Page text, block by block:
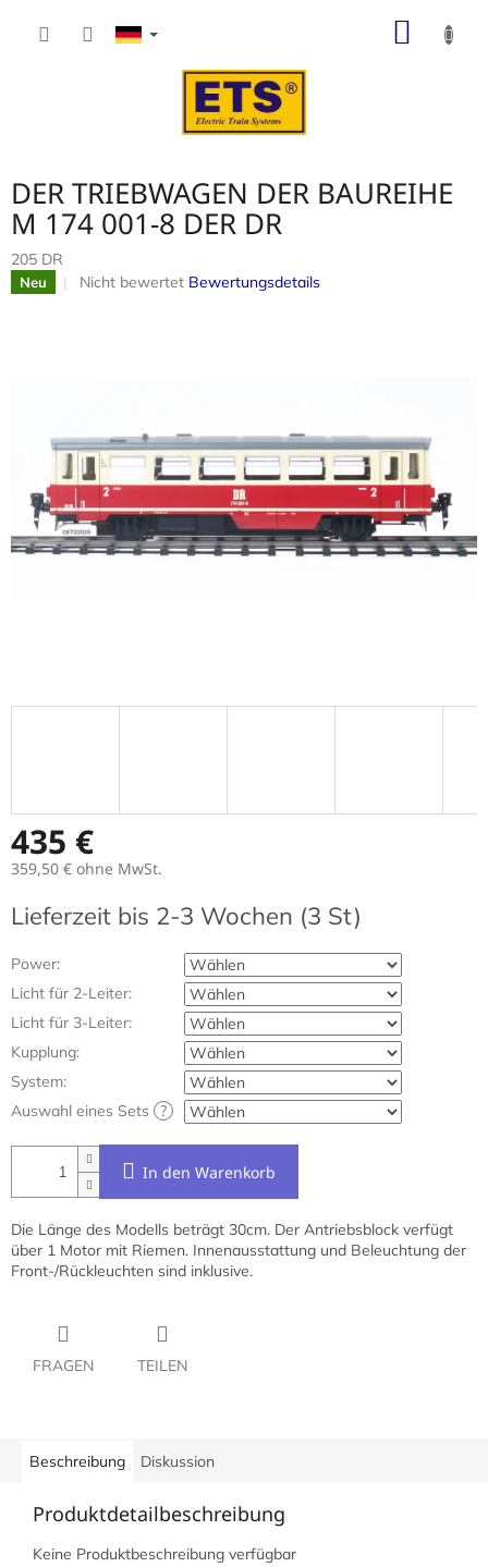
DER TRIEBWAGEN DER BAUREIHE
M 174 001-8 DER DR
205 DR
Neu
Die
Nicht bewertet Bewertungsdetails
435 €
359,50 € ohne MwSt.
Lieferzeit bis 2-3 Wochen (3 St)
Power:
Licht für 2-Leiter:
Licht für 3-Leiter:
Kupplung:
System:
Auswahl eines Sets
?
In den Warenkorb
Die Länge des Modells beträgt 30cm. Der Antriebsblock verfügt
über 1 Motor mit Riemen. Innenausstattung und Beleuchtung der
Front-/Rückleuchten sind inklusive.
FRAGEN TEILEN
Beschreibung Diskussion
Produktdetailbeschreibung
Keine Produktbeschreibung verfügbar